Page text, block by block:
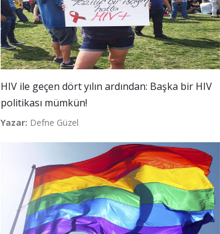
HIV ile geçen dört yılın ardından: Başka bir HIV
politikası mümkün!
Yazar: Defne Güzel